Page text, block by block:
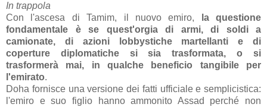
In trappola
Con l'ascesa di Tamim, il nuovo emiro,
la questione
fondamentale è se quest'orgia di armi, di soldi a
camionate, di azioni lobbystiche martellanti e di
coperture diplomatiche si sia trasformata, o si
trasformerà mai, in qualche beneficio tangibile per
l'emirato.
Doha fornisce una versione dei fatti ufficiale e semplicistica:
l'emiro e suo figlio hanno ammonito Assad perché non